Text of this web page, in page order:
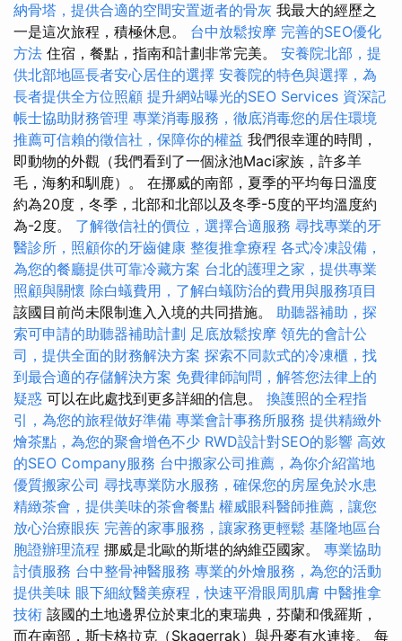
納骨塔，提供合適的空間安置逝者的骨灰 我最大的經歷之
一是這次旅程，積極休息。 台中放鬆按摩 完善的SEO優化
方法 住宿，餐點，指南和計劃非常完美。 安養院北部，提
供北部地區長者安心居住的選擇 安養院的特色與選擇，為
長者提供全方位照顧 提升網站曝光的SEO Services 資深記
帳士協助財務管理 專業消毒服務，徹底消毒您的居住環境
推薦可信賴的徵信社，保障你的權益 我們很幸運的時間，
即動物的外觀（我們看到了一個泳池Maci家族，許多羊
毛，海豹和馴鹿）。 在挪威的南部，夏季的平均每日溫度
約為20度，冬季，北部和北部以及冬季-5度的平均溫度約
為-2度。 了解徵信社的價位，選擇合適服務 尋找專業的牙
醫診所，照顧你的牙齒健康 整復推拿療程 各式冷凍設備，
為您的餐廳提供可靠冷藏方案 台北的護理之家，提供專業
照顧與關懷 除白蟻費用，了解白蟻防治的費用與服務項目
該國目前尚未限制進入入境的共同措施。 助聽器補助，探
索可申請的助聽器補助計劃 足底放鬆按摩 領先的會計公
司，提供全面的財務解決方案 探索不同款式的冷凍櫃，找
到最合適的存儲解決方案 免費律師詢問，解答您法律上的
疑惑 可以在此處找到更多詳細的信息。 換護照的全程指
引，為您的旅程做好準備 專業會計事務所服務 提供精緻外
燴茶點，為您的聚會增色不少 RWD設計對SEO的影響 高效
的SEO Company服務 台中搬家公司推薦，為你介紹當地
優質搬家公司 尋找專業防水服務，確保您的房屋免於水患
精緻茶會，提供美味的茶會餐點 權威眼科醫師推薦，讓您
放心治療眼疾 完善的家事服務，讓家務更輕鬆 基隆地區台
胞證辦理流程 挪威是北歐的斯堪的納維亞國家。 專業協助
討債服務 台中整骨神醫服務 專業的外燴服務，為您的活動
提供美味 眼下細紋醫美療程，快速平滑眼周肌膚 中醫推拿
技術 該國的土地邊界位於東北的東瑞典，芬蘭和俄羅斯，
而在南部，斯卡格拉克（Skagerrak）與丹麥有水連接。 每